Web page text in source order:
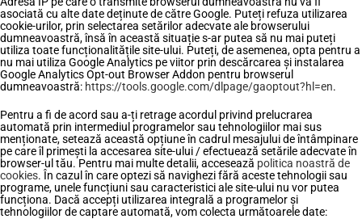
asociată cu alte date deținute de către Google. Puteți refuza utilizarea
cookie-urilor, prin selectarea setărilor adecvate ale browserului
dumneavoastră, însă în această situație s-ar putea să nu mai puteți
utiliza toate funcționalitățile site-ului. Puteți, de asemenea, opta pentru a
nu mai utiliza Google Analytics pe viitor prin descărcarea și instalarea
Google Analytics Opt-out Browser Addon pentru browserul
dumneavoastră: https://tools.google.com/dlpage/gaoptout?hl=en.
Pentru a fi de acord sau a-ți retrage acordul privind prelucrarea
automată prin intermediul programelor sau tehnologiilor mai sus
menționate, setează această opțiune în cadrul mesajului de întâmpinare
pe care îl primești la accesarea site-ului / efectuează setările adecvate în
browser-ul tău. Pentru mai multe detalii, accesează politica noastră de
cookies. În cazul în care optezi să navighezi fără aceste tehnologii sau
programe, unele funcțiuni sau caracteristici ale site-ului nu vor putea
funcționa. Dacă accepți utilizarea integrală a programelor și
tehnologiilor de captare automată, vom colecta următoarele date: